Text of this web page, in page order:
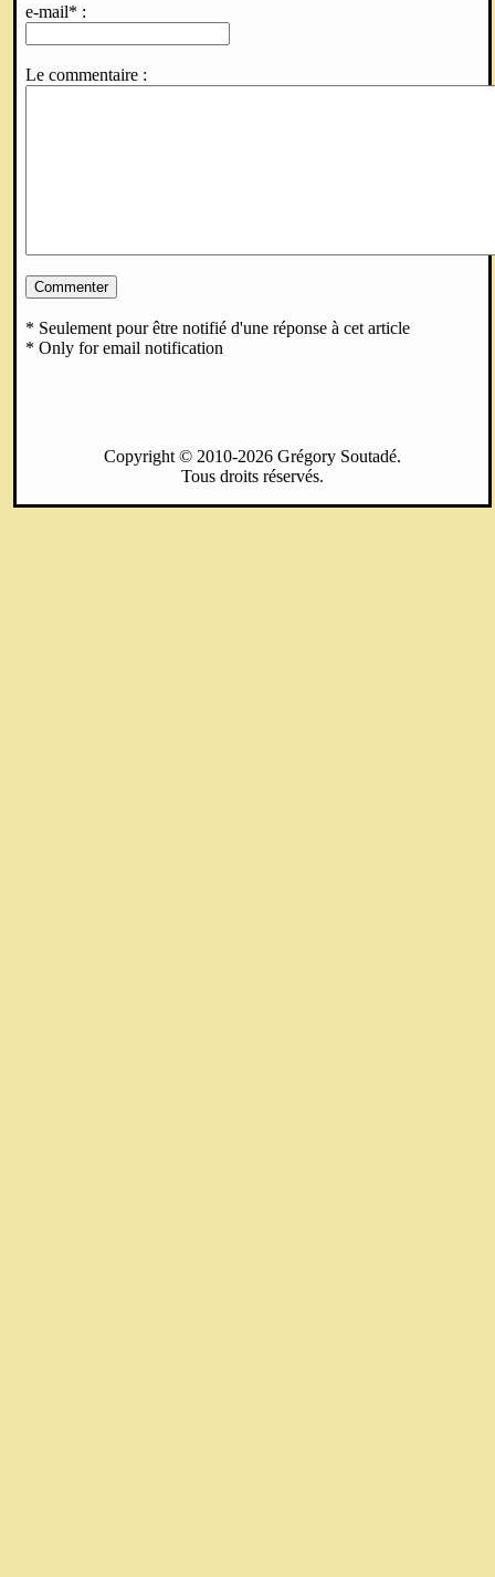
e-mail* :
Le commentaire :
* Seulement pour être notifié d'une réponse à cet article
* Only for email notification
Copyright © 2010-2026 Grégory Soutadé.
Tous droits réservés.